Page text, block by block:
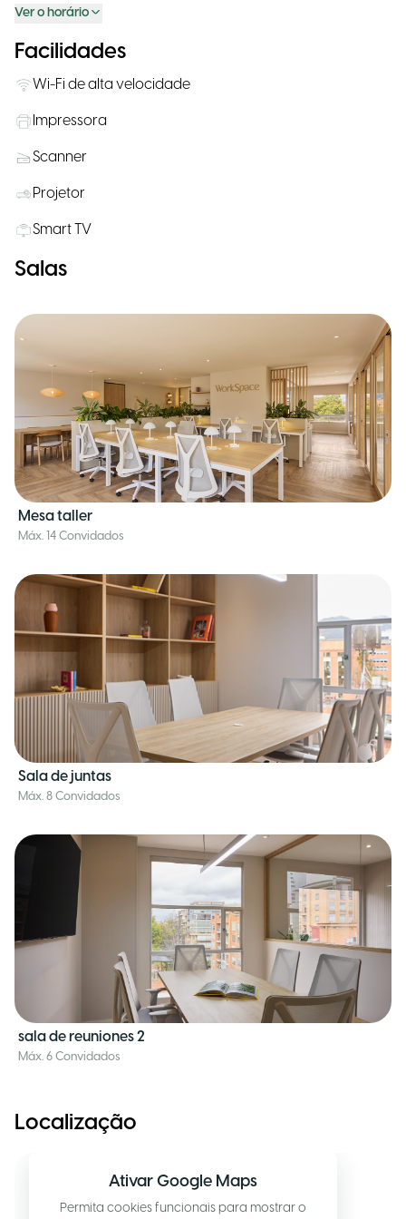
Ver o horário
Facilidades
Wi-Fi de alta velocidade
Impressora
Scanner
Projetor
Smart TV
Salas
Mesa taller
Máx. 14 Convidados
Sala de juntas
Máx. 8 Convidados
sala de reuniones 2
Máx. 6 Convidados
Localização
Ativar Google Maps
Permita cookies funcionais para mostrar o